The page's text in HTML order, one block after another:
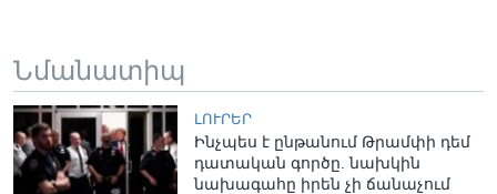
Նմանատիպ
ԼՈՒՐԵՐ
Ինչպես է ընթանում Թրամփի դեմ
դատական գործը. նախկին
նախագահը իրեն չի ճանաչում